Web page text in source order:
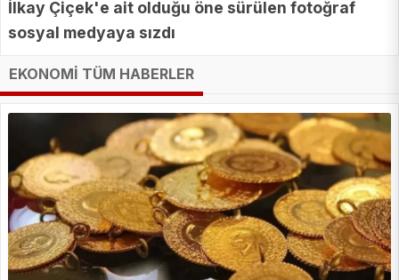
İlkay Çiçek'e ait olduğu öne sürülen fotoğraf
sosyal medyaya sızdı
EKONOMİ TÜM HABERLER